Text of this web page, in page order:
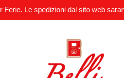
Ferie. Le spedizioni dal sito web